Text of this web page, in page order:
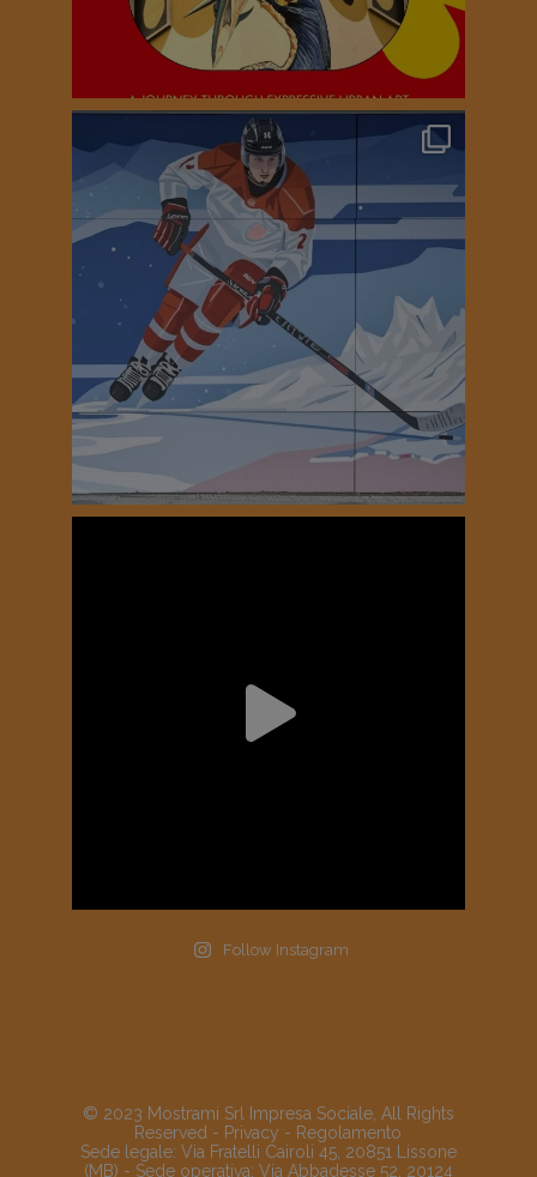
Follow Instagram
© 2023 Mostrami Srl Impresa Sociale, All Rights
Reserved - Privacy - Regolamento
Sede legale: Via Fratelli Cairoli 45, 20851 Lissone
(MB) - Sede operativa: Via Abbadesse 52, 20124